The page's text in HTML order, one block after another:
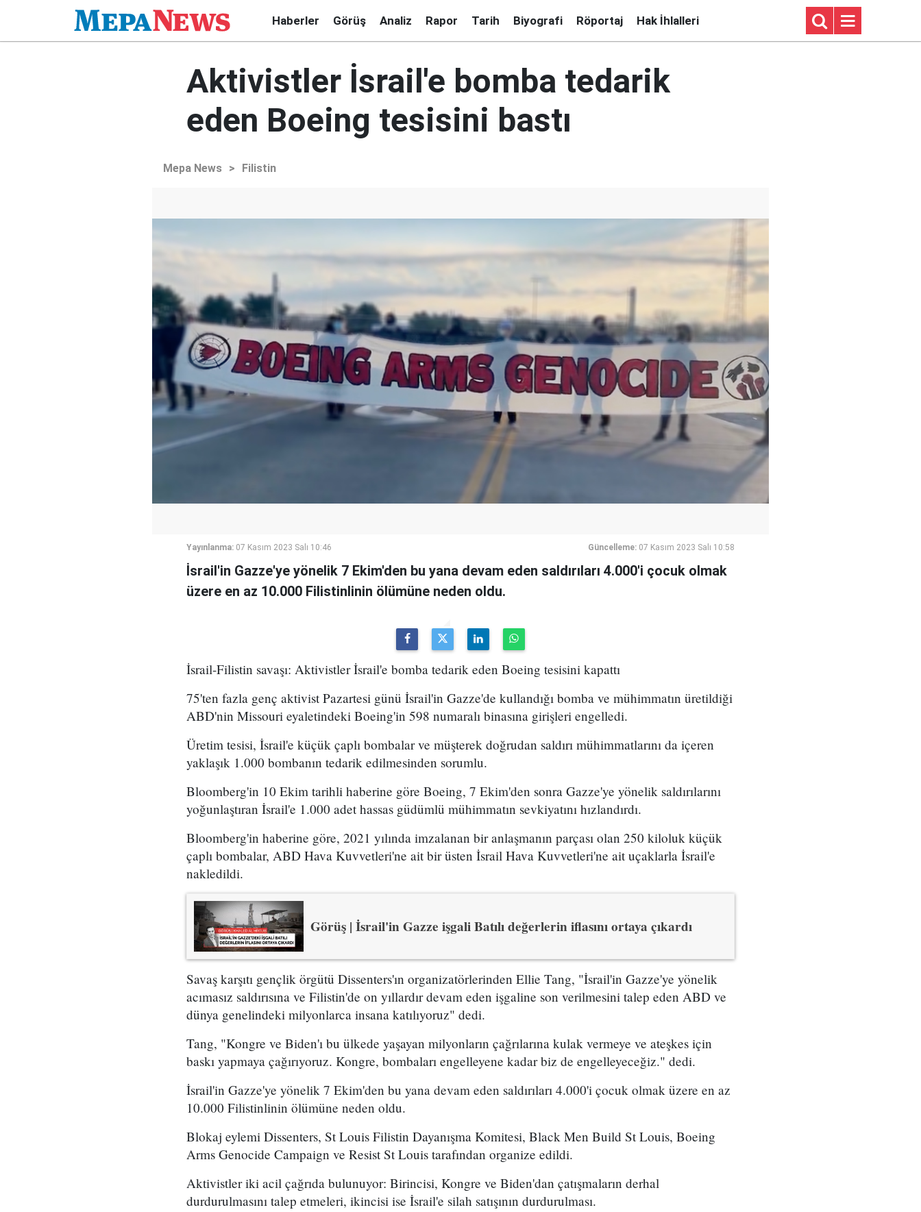
Haberler Görüş Analiz Rapor Tarih Biyografi Röportaj Hak İhlalleri
Aktivistler İsrail'e bomba tedarik
eden Boeing tesisini bastı
Mepa News > Filistin
Yayınlanma: 07 Kasım 2023 Salı 10:46 Güncelleme: 07 Kasım 2023 Salı 10:58
İsrail'in Gazze'ye yönelik 7 Ekim'den bu yana devam eden saldırıları 4.000'i çocuk olmak
üzere en az 10.000 Filistinlinin ölümüne neden oldu.
İsrail-Filistin savaşı: Aktivistler İsrail'e bomba tedarik eden Boeing tesisini kapattı
75'ten fazla genç aktivist Pazartesi günü İsrail'in Gazze'de kullandığı bomba ve mühimmatın üretildiği
ABD'nin Missouri eyaletindeki Boeing'in 598 numaralı binasına girişleri engelledi.
Üretim tesisi, İsrail'e küçük çaplı bombalar ve müşterek doğrudan saldırı mühimmatlarını da içeren
yaklaşık 1.000 bombanın tedarik edilmesinden sorumlu.
Bloomberg'in 10 Ekim tarihli haberine göre Boeing, 7 Ekim'den sonra Gazze'ye yönelik saldırılarını
yoğunlaştıran İsrail'e 1.000 adet hassas güdümlü mühimmatın sevkiyatını hızlandırdı.
Bloomberg'in haberine göre, 2021 yılında imzalanan bir anlaşmanın parçası olan 250 kiloluk küçük
çaplı bombalar, ABD Hava Kuvvetleri'ne ait bir üsten İsrail Hava Kuvvetleri'ne ait uçaklarla İsrail'e
nakledildi.
Görüş | İsrail'in Gazze işgali Batılı değerlerin iflasını ortaya çıkardı
Savaş karşıtı gençlik örgütü Dissenters'ın organizatörlerinden Ellie Tang, "İsrail'in Gazze'ye yönelik
acımasız saldırısına ve Filistin'de on yıllardır devam eden işgaline son verilmesini talep eden ABD ve
dünya genelindeki milyonlarca insana katılıyoruz" dedi.
Tang, "Kongre ve Biden'ı bu ülkede yaşayan milyonların çağrılarına kulak vermeye ve ateşkes için
baskı yapmaya çağırıyoruz. Kongre, bombaları engelleyene kadar biz de engelleyeceğiz." dedi.
İsrail'in Gazze'ye yönelik 7 Ekim'den bu yana devam eden saldırıları 4.000'i çocuk olmak üzere en az
10.000 Filistinlinin ölümüne neden oldu.
Blokaj eylemi Dissenters, St Louis Filistin Dayanışma Komitesi, Black Men Build St Louis, Boeing
Arms Genocide Campaign ve Resist St Louis tarafından organize edildi.
Aktivistler iki acil çağrıda bulunuyor: Birincisi, Kongre ve Biden'dan çatışmaların derhal
durdurulmasını talep etmeleri, ikincisi ise İsrail'e silah satışının durdurulması.